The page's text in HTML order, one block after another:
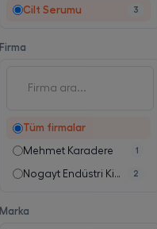
Cilt Serumu 3
Firma
Tüm firmalar
Mehmet Karadere 1
2
Marka